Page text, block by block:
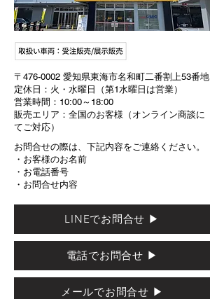
〒476-0002 愛知県東海市名和町二番割上53番地
定休日：火・水曜日（第1水曜日は営業）
営業時間：10:00～18:00
販売エリア：全国のお客様（オンライン商談に
てご対応）
お問合せの際は、下記内容をご連絡ください。
・お客様のお名前
・お電話番号
・お問合せ内容
LINEでお問合せ ▶
電話でお問合せ ▶
メールでお問合せ ▶